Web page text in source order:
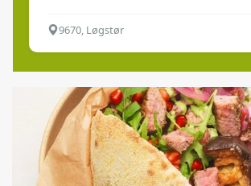
9670, Løgstør